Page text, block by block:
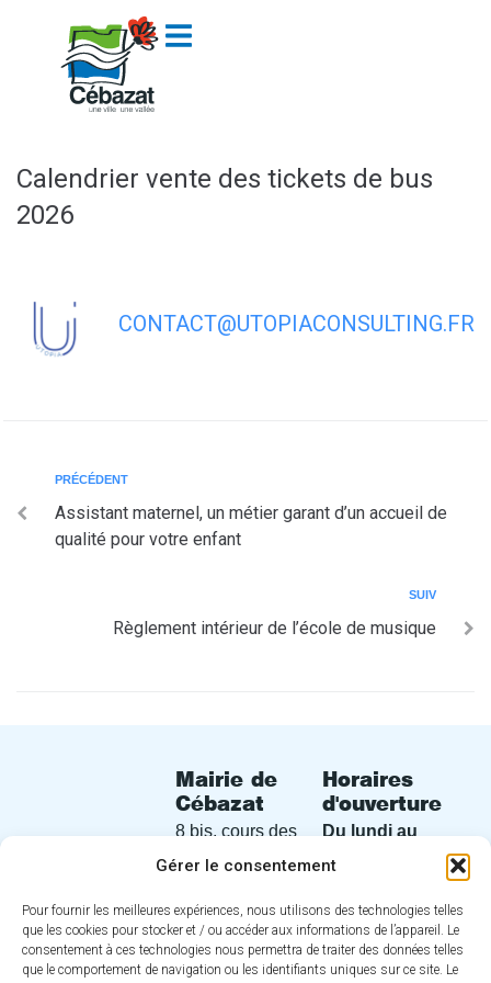
Gérer le consentement
Pour fournir les meilleures expériences, nous utilisons des technologies telles
que les cookies pour stocker et / ou accéder aux informations de l’appareil. Le
consentement à ces technologies nous permettra de traiter des données telles
que le comportement de navigation ou les identifiants uniques sur ce site. Le
Calendrier vente des tickets de bus
2026
CONTACT@UTOPIACONSULTING.FR
PRÉCÉDENT
Assistant maternel, un métier garant d’un accueil de
qualité pour votre enfant
SUIV
Règlement intérieur de l’école de musique
Mairie de
Cébazat
8 bis, cours des
Perches
04 73 16 30
30
Horaires
d'ouverture
Du lundi au
vendredi
et de 13h30 à
17h00